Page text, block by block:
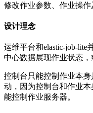
修改作业参数、作业操作
设计理念
运维平台和elastic-job-
中心数据展现作业状态，
控制台只能控制作业本
动，因为控制台和作业
能控制作业服务器。